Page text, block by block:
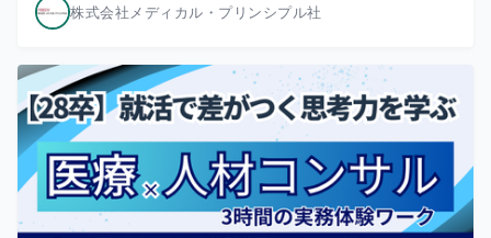
株式会社メディカル・プリンシプル社